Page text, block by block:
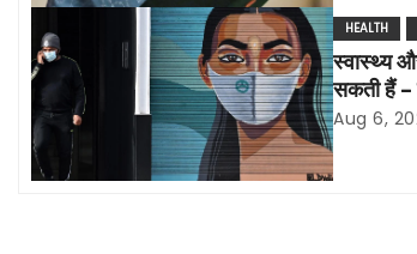
i
g
a
t
HEALTH
स्वास्थ्य
सकती हैं –
Aug 6,